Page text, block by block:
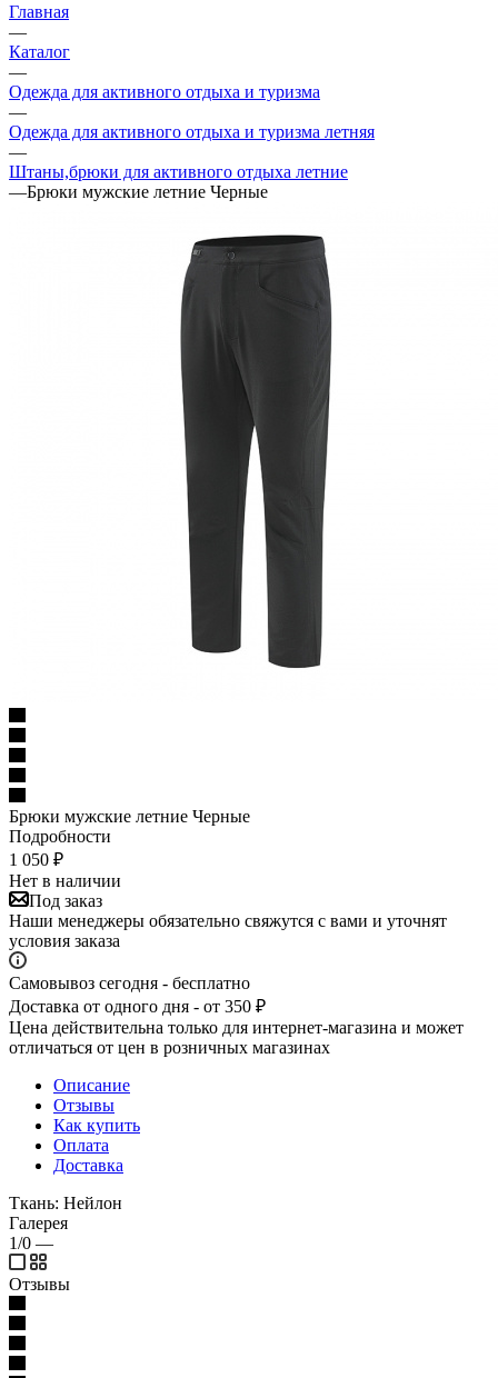
Главная
—
Каталог
—
Одежда для активного отдыха и туризма
—
Одежда для активного отдыха и туризма летняя
—
Штаны,брюки для активного отдыха летние
—Брюки мужские летние Черные
Брюки мужские летние Черные
Подробности
1 050 ₽
Нет в наличии
Под заказ
Наши менеджеры обязательно свяжутся с вами и уточнят
условия заказа
Самовывоз сегодня - бесплатно
Доставка от одного дня - от 350 ₽
Цена действительна только для интернет-магазина и может
отличаться от цен в розничных магазинах
Описание
Отзывы
Как купить
Оплата
Доставка
Ткань: Нейлон
Галерея
1/0 —
Отзывы